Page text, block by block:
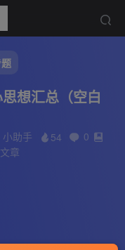
想汇总（空白
小助手 54
0
章